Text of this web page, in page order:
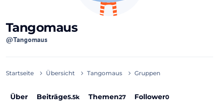
Tangomaus
@Tangomaus
Startseite Übersicht Tangomaus Gruppen
Über Beiträge5.5k Themen27 Follower0